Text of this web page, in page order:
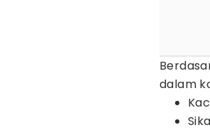
dalam